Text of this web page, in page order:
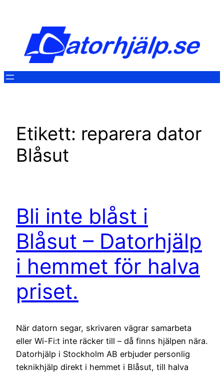
innehåll
Etikett: reparera dator
Blåsut
Bli inte blåst i
Blåsut – Datorhjälp
i hemmet för halva
priset.
När datorn segar, skrivaren vägrar samarbeta
eller Wi-Fi:t inte räcker till – då finns hjälpen nära.
Datorhjälp i Stockholm AB erbjuder personlig
teknikhjälp direkt i hemmet i Blåsut, till halva